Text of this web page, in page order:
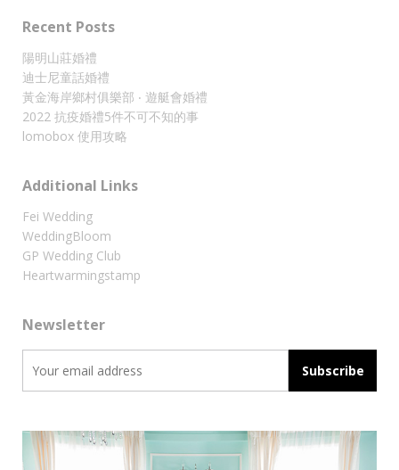
Recent Posts
陽明山莊婚禮
迪士尼童話婚禮
黃金海岸鄉村俱樂部 ‧ 遊艇會婚禮
2022 抗疫婚禮5件不可不知的事
lomobox 使用攻略
Additional Links
Fei Wedding
WeddingBloom
GP Wedding Club
Heartwarmingstamp
Newsletter